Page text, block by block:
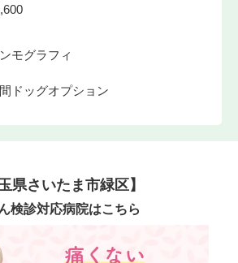
モグラフィ
ドッグオプション
県さいたま市緑区】
検診対応病院はこちら